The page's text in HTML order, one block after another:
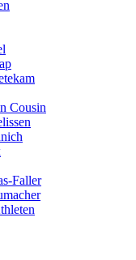
Cousin
Faller